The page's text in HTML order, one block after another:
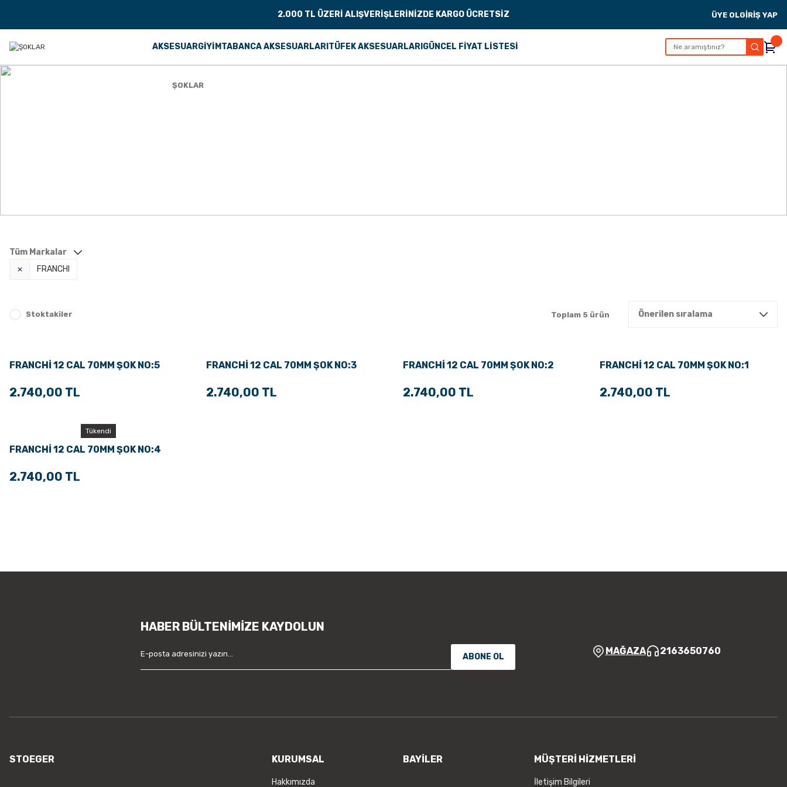
2.000 TL ÜZERİ ALIŞVERİŞLERİNİZDE KARGO ÜCRETSİZ ÜYE OLGİRİŞ YAP
AKSESUARGİYİMTABANCA AKSESUARLARI TÜFEK AKSESUARLARI GÜNCEL FİYAT LİSTESİ
ŞOKLAR
Tüm Markalar
FRANCHI
Stoktakiler Toplam 5 ürün
FRANCHİ 12 CAL 70MM ŞOK NO:5
2.740,00 TL
FRANCHİ 12 CAL 70MM ŞOK NO:3
2.740,00 TL
FRANCHİ 12 CAL 70MM ŞOK NO:2
2.740,00 TL
FRANCHİ 12 CAL 70MM ŞOK NO:1
2.740,00 TL
Tükendi
FRANCHİ 12 CAL 70MM ŞOK NO:4
2.740,00 TL
HABER BÜLTENİMİZE KAYDOLUN
ABONE OL
MAĞAZA 2163650760
STOEGER KURUMSAL
Hakkımızda
BAYİLER MÜŞTERİ HİZMETLERİ
İletişim Bilgileri